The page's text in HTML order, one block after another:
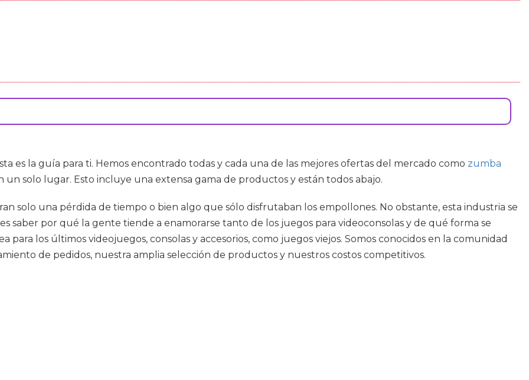
es la guía para ti. Hemos encontrado todas y cada una de las mejores ofertas del mercado como zumba
un solo lugar. Esto incluye una extensa gama de productos y están todos abajo.
solo una pérdida de tiempo o bien algo que sólo disfrutaban los empollones. No obstante, esta industria se
saber por qué la gente tiende a enamorarse tanto de los juegos para videoconsolas y de qué forma se
los últimos videojuegos, consolas y accesorios, como juegos viejos. Somos conocidos en la comunidad
de pedidos, nuestra amplia selección de productos y nuestros costos competitivos.